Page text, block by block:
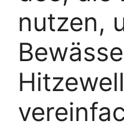
nutzen,